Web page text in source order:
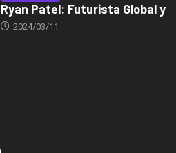
Ryan Patel: Futurista Global y
2024/03/11